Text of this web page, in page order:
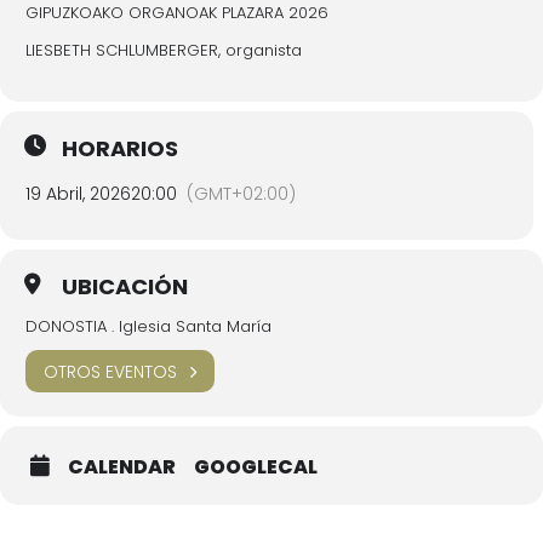
GIPUZKOAKO ORGANOAK PLAZARA 2026
LIESBETH SCHLUMBERGER, organista
HORARIOS
19 Abril, 202620:00 (GMT+02:00)
UBICACIÓN
DONOSTIA . Iglesia Santa María
OTROS EVENTOS
CALENDAR GOOGLECAL